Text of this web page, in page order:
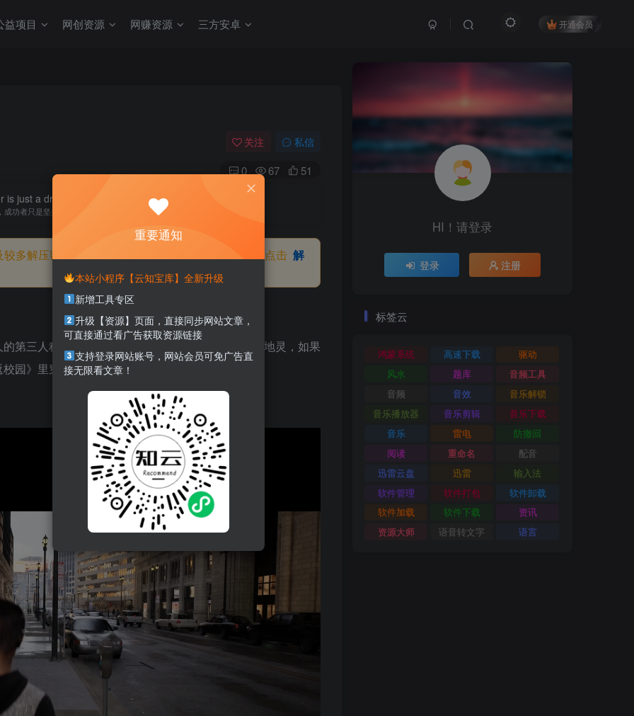
益项目 网创资源 网赚资源 三方安卓 开通会员
关注 私信
0 67 51
is just a dreamer that never gives up.
成功者只是坚持梦想不放弃的人
多解压密码，如果你下载的资源需要解压密码，请点击 解
第三人称开放世界射击游戏。这里民风淳朴、人杰地灵，如果
园》里穿越来的。
HI！请登录
登录 注册
标签云
鸿蒙系统 高速下载
驱动
风水
题库
音频工具
音频
音效
音乐解锁
音乐播放器
音乐剪辑
音乐下载
音乐
雷电
防撤回
阅读
重命名
配音
迅雷云盘
迅雷
输入法
软件管理
软件打包
软件卸载
软件加载
软件下载
资讯
资源大师
语音转文字 语言
重要通知
本站小程序【云知宝库】全新升级
新增工具专区
升级【资源】页面，直接同步网站文章，
可直接通过看广告获取资源链接
支持登录网站账号，网站会员可免广告直
接无限看文章！